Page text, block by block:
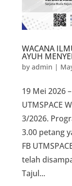
WACANA
AYUH
by admin |
19 Mei 2026
UTMSPACE
3/2026.
3.00 petang
FB
telah
Tajul...